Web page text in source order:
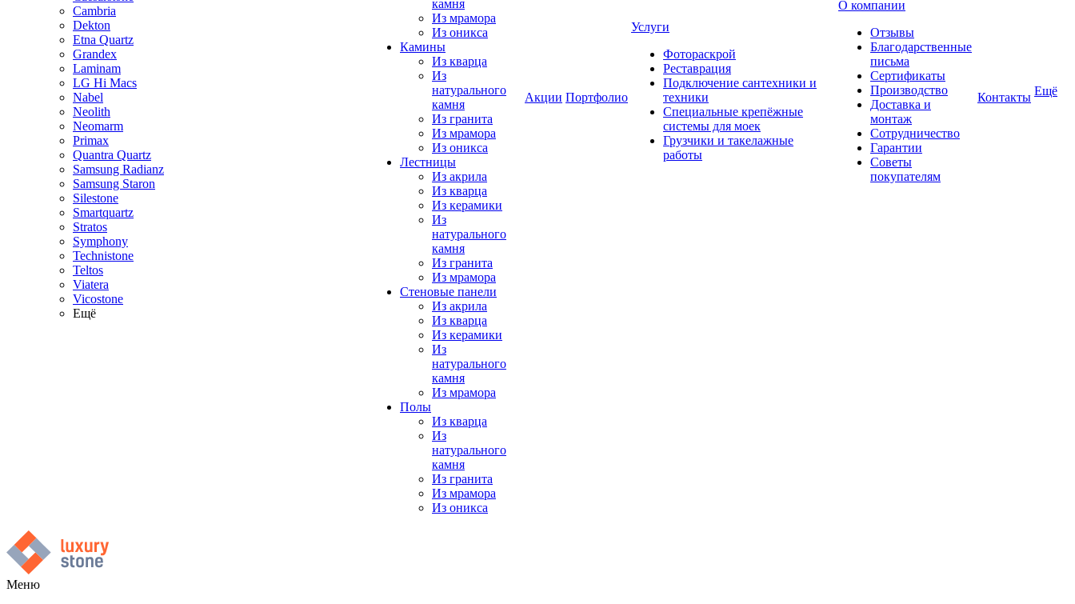
Cambria
Dekton
Etna Quartz
Grandex
Laminam
LG Hi Macs
Nabel
Neolith
Neomarm
Primax
Quantra Quartz
Samsung Radianz
Samsung Staron
Silestone
Smartquartz
Stratos
Symphony
Technistone
Teltos
Viatera
Vicostone
Ещё
камня
Из мрамора
Из оникса
Камины
Из кварца
Из
натурального
камня
Из гранита
Из мрамора
Из оникса
Лестницы
Из акрила
Из кварца
Из керамики
Из
натурального
камня
Из гранита
Из мрамора
Стеновые панели
Из акрила
Из кварца
Из керамики
Из
натурального
камня
Из мрамора
Полы
Из кварца
Из
натурального
камня
Из гранита
Из мрамора
Из оникса
Акции Портфолио
Услуги
Фотораскрой
Реставрация
Подключение сантехники и
техники
Специальные крепёжные
системы для моек
Грузчики и такелажные
работы
О компании
Отзывы
Благодарственные
письма
Сертификаты
Производство
Доставка и
монтаж
Сотрудничество
Гарантии
Советы
покупателям
Контакты Ещё
Меню